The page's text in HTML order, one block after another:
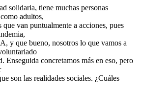
solidaria, tiene muchas personas
adultos,
que van puntualmente a acciones, pues
y que bueno, nosotros lo que vamos a
Enseguida concretamos más en eso, pero
son las realidades sociales. ¿Cuáles